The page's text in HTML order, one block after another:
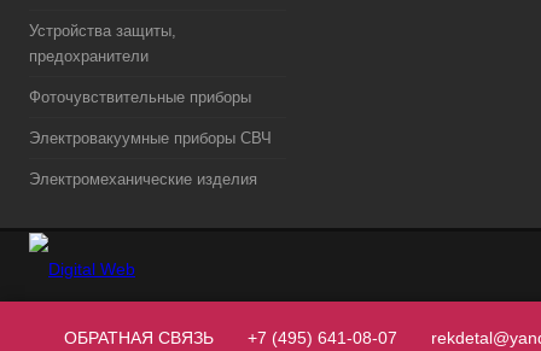
Устройства защиты,
предохранители
Фоточувствительные приборы
Электровакуумные приборы СВЧ
Электромеханические изделия
ОБРАТНАЯ СВЯЗЬ +7 (495) 641-08-07